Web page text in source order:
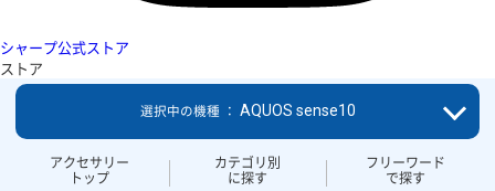
シャープ公式ストア
ストア
アクセサリー
トップ
カテゴリ別
に探す
フリーワード
で探す
選択中の機種 ： AQUOS sense10